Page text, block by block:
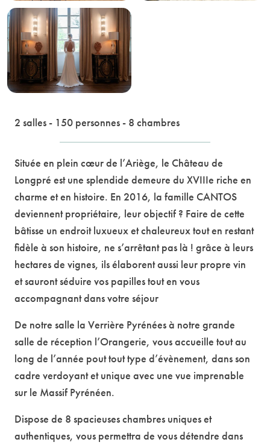
2 salles - 150 personnes - 8 chambres
Située en plein cœur de l’Ariège, le Château de
Longpré est une splendide demeure du XVIIIe riche en
charme et en histoire. En 2016, la famille CANTOS
deviennent propriétaire, leur objectif ? Faire de cette
bâtisse un endroit luxueux et chaleureux tout en restant
fidèle à son histoire, ne s’arrêtant pas là ! grâce à leurs
hectares de vignes, ils élaborent aussi leur propre vin
et sauront séduire vos papilles tout en vous
accompagnant dans votre séjour
De notre salle la Verrière Pyrénées à notre grande
salle de réception l’Orangerie, vous accueille tout au
long de l’année pout tout type d’évènement, dans son
cadre verdoyant et unique avec une vue imprenable
sur le Massif Pyrénéen.
Dispose de 8 spacieuses chambres uniques et
authentiques, vous permettra de vous détendre dans